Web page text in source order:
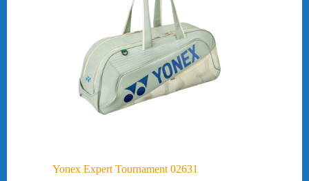
Yonex Expert Tournament 02631